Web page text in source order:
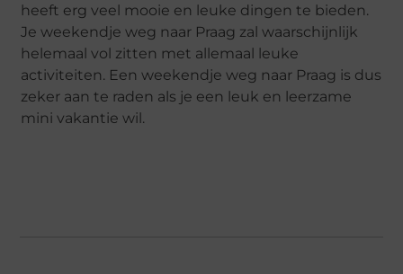
heeft erg veel mooie en leuke dingen te bieden.
Je weekendje weg naar Praag zal waarschijnlijk
helemaal vol zitten met allemaal leuke
activiteiten. Een weekendje weg naar Praag is dus
zeker aan te raden als je een leuk en leerzame
mini vakantie wil.